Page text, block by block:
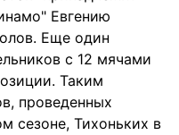
Евгению
Еще один
с 12 мячами
Таким
проведенных
сезоне, Тихоньких в